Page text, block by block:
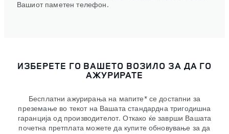
Вашиот паметен телефон.
ИЗБЕРЕТЕ ГО ВАШЕТО ВОЗИЛО ЗА ДА ГО
АЖУРИРАТЕ
Бесплатни ажурирања на мапите* се достапни за
преземање во текот на Вашата стандардна тригодишна
гаранција од производителот. Откако ќе заврши Вашата
почетна претплата можете да купите обновување за да